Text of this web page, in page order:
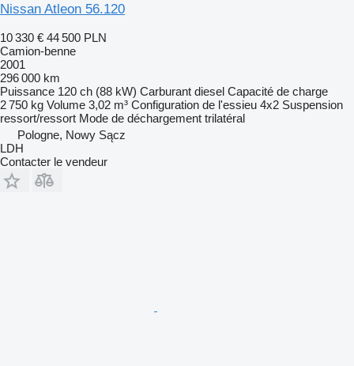
Nissan Atleon 56.120
10 330 € 44 500 PLN
Camion-benne
2001
296 000 km
Puissance 120 ch (88 kW) Carburant diesel Capacité de charge
2 750 kg Volume 3,02 m³ Configuration de l'essieu 4x2 Suspension
ressort/ressort Mode de déchargement trilatéral
Pologne, Nowy Sącz
LDH
Contacter le vendeur